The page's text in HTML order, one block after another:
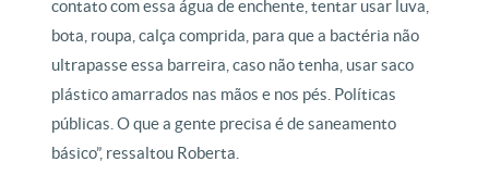
contato com essa água de enchente, tentar usar luva,
bota, roupa, calça comprida, para que a bactéria não
ultrapasse essa barreira, caso não tenha, usar saco
plástico amarrados nas mãos e nos pés. Políticas
públicas. O que a gente precisa é de saneamento
básico”, ressaltou Roberta.